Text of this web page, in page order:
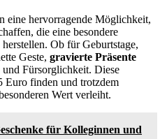
eine hervorragende Möglichkeit,
die eine besondere
Ob für Geburtstage,
Geste, gravierte Präsente
Fürsorglichkeit. Diese
Euro finden und trotzdem
Wert verleiht.
für Kolleginnen und